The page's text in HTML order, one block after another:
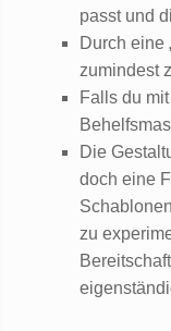
passt und
Durch eine
zumindest
Falls du
Die
doch eine
zu